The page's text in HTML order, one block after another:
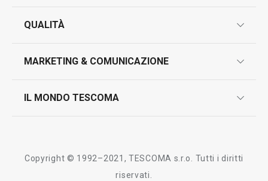
contatti
QUALITÀ
test sui prodotti
MARKETING & COMUNICAZIONE
IL MONDO TESCOMA
Copyright © 1992–2021, TESCOMA s.r.o. Tutti i diritti
riservati.